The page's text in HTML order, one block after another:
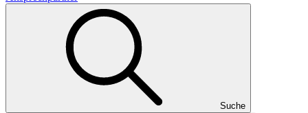
Suche